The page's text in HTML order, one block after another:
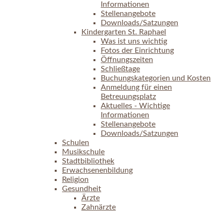
Informationen
Stellenangebote
Downloads/Satzungen
Kindergarten St. Raphael
Was ist uns wichtig
Fotos der Einrichtung
Öffnungszeiten
Schließtage
Buchungskategorien und Kosten
Anmeldung für einen
Betreuungsplatz
Aktuelles - Wichtige
Informationen
Stellenangebote
Downloads/Satzungen
Schulen
Musikschule
Stadtbibliothek
Erwachsenenbildung
Religion
Gesundheit
Ärzte
Zahnärzte